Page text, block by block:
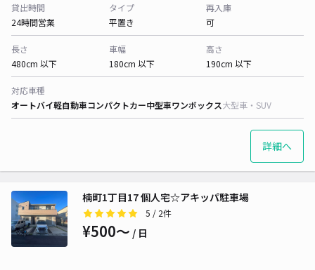
貸出時間
24時間営業
タイプ
平置き
再入庫
可
長さ
480cm 以下
車幅
180cm 以下
高さ
190cm 以下
対応車種
オートバイ軽自動車コンパクトカー中型車ワンボックス大型車・SUV
詳細へ
楠町1丁目17 個人宅☆アキッパ駐車場
5 / 2件
¥500〜 / 日